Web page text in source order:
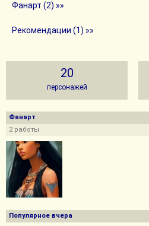
Фанарт (2) »»
Рекомендации (1) »»
20
персонажей
Фанарт
2 работы
Популярное вчера